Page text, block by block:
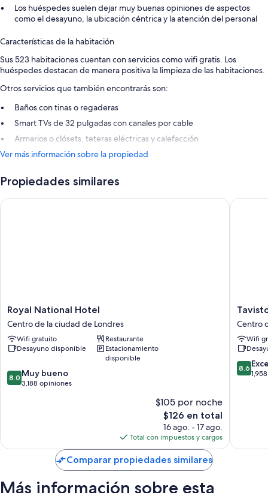
Los huéspedes suelen dejar muy buenas opiniones de aspectos
como el desayuno, la ubicación céntrica y la atención del personal
Características de la habitación
Sus 523 habitaciones cuentan con servicios como wifi gratis. Los
huéspedes destacan de manera positiva la limpieza de las habitaciones.
Otros servicios que también encontrarás son:
Baños con tinas o regaderas
Smart TVs de 32 pulgadas con canales por cable
Armarios o clósets, teteras eléctricas y calefacción
Ver más información sobre la propiedad
Propiedades similares
Royal
National
Hotel
Centro
de
ciudad
de
Royal National Hotel
Centro de la ciudad de Londres
Wifi gratuito
Restaurante
Desayuno disponible
Estacionamiento
disponible
8.0
de
8.0 Muy bueno
3,188 opiniones
$105 por noche
El
precio
actual
es
de
$126
$126 en total
16 ago. - 17 ago.
Total con impuestos y cargos
Royal National Hotel
Hotel
Centro
de
la
ciudad
de
Centro
Wifi
8.6
de
8.6
Comparar propiedades similares
Más información sobre esta